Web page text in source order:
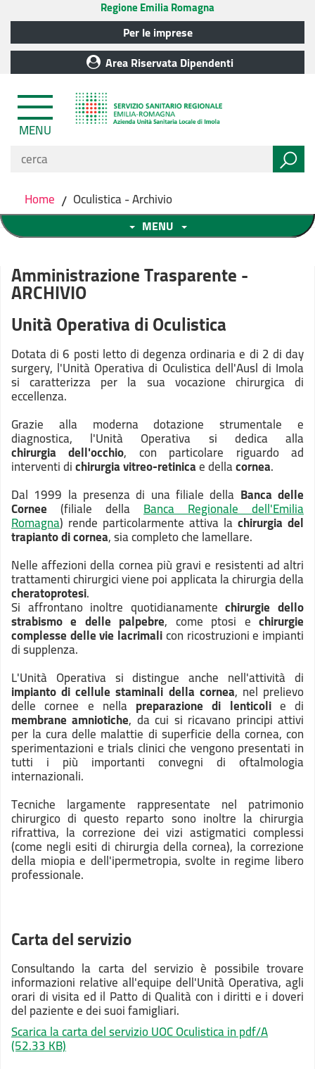
Regione Emilia Romagna
Per le imprese
Area Riservata Dipendenti
MENU
Home / Oculistica - Archivio
MENU
Amministrazione Trasparente -
ARCHIVIO
Unità Operativa di Oculistica
Dotata di 6 posti letto di degenza ordinaria e di 2 di day
surgery, l'Unità Operativa di Oculistica dell'Ausl di Imola
si caratterizza per la sua vocazione chirurgica di
eccellenza.
Grazie alla moderna dotazione strumentale e
diagnostica, l'Unità Operativa si dedica alla
chirurgia dell'occhio, con particolare riguardo ad
interventi dichirurgia vitreo-retinicae dellacornea.
Dal 1999 la presenza di una filiale della Banca delle
Cornee (filiale della Banca Regionale dell'Emilia
Romagna) rende particolarmente attiva la chirurgia del
trapianto di cornea, sia completo che lamellare.
Nelle affezioni della cornea più gravi e resistenti ad altri
trattamenti chirurgici viene poi applicata la chirurgia della
cheratoprotesi.
Si affrontano inoltre quotidianamentechirurgie dello
strabismo e delle palpebre, come ptosi echirurgie
complesse delle vie lacrimalicon ricostruzioni e impianti
di supplenza.
L'Unità Operativa si distingue anche nell'attività di
impianto di cellule staminali della cornea, nel prelievo
delle cornee e nella preparazione di lenticolie di
membrane amniotiche, da cui si ricavano principi attivi
per la cura delle malattie di superficie della cornea, con
sperimentazioni e trials clinici che vengono presentati in
tutti i più importanti convegni di oftalmologia
internazionali.
Tecniche largamente rappresentate nel patrimonio
chirurgico di questo reparto sono inoltre la chirurgia
rifrattiva, la correzione dei vizi astigmatici complessi
(come negli esiti di chirurgia della cornea), la correzione
della miopia e dell'ipermetropia, svolte in regime libero
professionale.
Carta del servizio
Consultando la carta del servizio è possibile trovare
informazioni relative all'equipe dell'Unità Operativa, agli
orari di visita ed il Patto di Qualità con i diritti e i doveri
del paziente e dei suoi famigliari.
Scarica la carta del servizio UOC Oculistica in pdf/A
(52.33 KB)